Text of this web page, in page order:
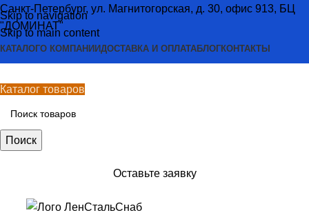
Skip to navigation
Skip to main content
Санкт-Петербург, ул. Магнитогорская, д. 30, офис 913, БЦ
"ДОМИНАТ"
КАТАЛОГО КОМПАНИИДОСТАВКА И ОПЛАТАБЛОГКОНТАКТЫ
Каталог товаров
Поиск
Оставьте заявку